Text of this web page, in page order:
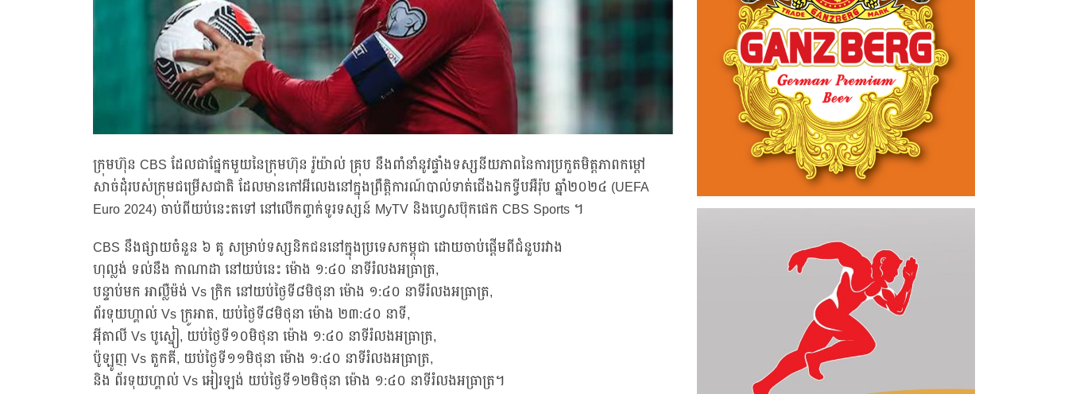
ក្រុមហ៊ុន CBS ដែលជាផ្នែកមួយនៃក្រុមហ៊ុន រ៉ូយ៉ាល់ គ្រុប នឹងពាំនាំនូវផ្ទាំងទស្សនីយភាពនៃការប្រកួតមិត្តភាពកម្ដៅ
សាច់ដុំរបស់ក្រុមជម្រើសជាតិ ដែលមានកៅអីលេងនៅក្នុងព្រឹត្តិការណ៍បាល់ទាត់ជើងឯកទ្វីបអឺរ៉ុប ឆ្នាំ២០២៤ (UEFA
Euro 2024) ចាប់ពីយប់នេះតទៅ នៅលើកញ្ចក់ទូរទស្សន៍ MyTV និងហ្វេសប៊ុកផេក CBS Sports ។
CBS នឹងផ្សាយចំនួន ៦ គូ សម្រាប់ទស្សនិកជននៅក្នុងប្រទេសកម្ពុជា ដោយចាប់ផ្ដើមពីជំនួបរវាង
ហុល្លង់ ទល់នឹង កាណាដា នៅយប់នេះ ម៉ោង ១:៤០ នាទីរំលងអធ្រាត្រ,
បន្ទាប់មក អាល្លឺម៉ង់ Vs ក្រិក នៅយប់ថ្ងៃទី៨មិថុនា ម៉ោង ១:៤០ នាទីរំលងអធ្រាត្រ,
ព័រទុយហ្គាល់ Vs ក្រូអាត, យប់ថ្ងៃទី៨មិថុនា ម៉ោង ២៣:៤០ នាទី,
អ៊ីតាលី Vs បូស្នៀ, យប់ថ្ងៃទី១០មិថុនា ម៉ោង ១:៤០ នាទីរំលងអធ្រាត្រ,
ប៉ូឡូញ Vs តួកគី, យប់ថ្ងៃទី១១មិថុនា ម៉ោង ១:៤០ នាទីរំលងអធ្រាត្រ,
និង ព័រទុយហ្គាល់ Vs អៀរឡង់ យប់ថ្ងៃទី១២មិថុនា ម៉ោង ១:៤០ នាទីរំលងអធ្រាត្រ។